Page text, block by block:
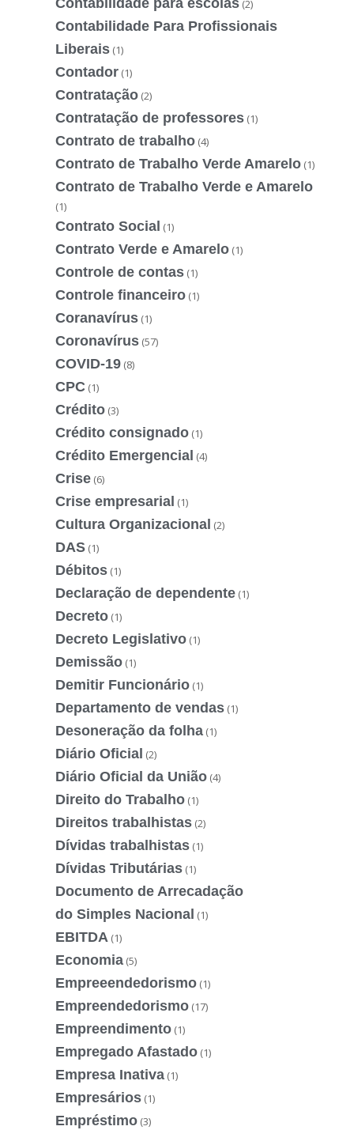
Contabilidade para escolas (2)
Contabilidade Para Profissionais
Liberais (1)
Contador (1)
Contratação (2)
Contratação de professores (1)
Contrato de trabalho (4)
Contrato de Trabalho Verde Amarelo (1)
Contrato de Trabalho Verde e Amarelo
(1)
Contrato Social (1)
Contrato Verde e Amarelo (1)
Controle de contas (1)
Controle financeiro (1)
Coranavírus (1)
Coronavírus (57)
COVID-19 (8)
CPC (1)
Crédito (3)
Crédito consignado (1)
Crédito Emergencial (4)
Crise (6)
Crise empresarial (1)
Cultura Organizacional (2)
DAS (1)
Débitos (1)
Declaração de dependente (1)
Decreto (1)
Decreto Legislativo (1)
Demissão (1)
Demitir Funcionário (1)
Departamento de vendas (1)
Desoneração da folha (1)
Diário Oficial (2)
Diário Oficial da União (4)
Direito do Trabalho (1)
Direitos trabalhistas (2)
Dívidas trabalhistas (1)
Dívidas Tributárias (1)
Documento de Arrecadação
do Simples Nacional (1)
EBITDA (1)
Economia (5)
Empreeendedorismo (1)
Empreendedorismo (17)
Empreendimento (1)
Empregado Afastado (1)
Empresa Inativa (1)
Empresários (1)
Empréstimo (3)